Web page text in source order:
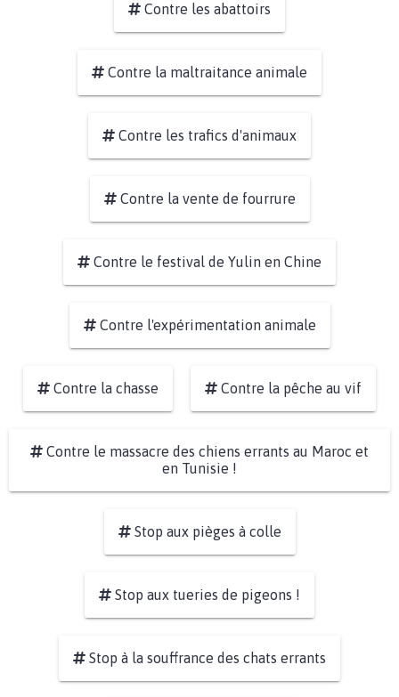
Contre les abattoirs
Contre la maltraitance animale
Contre les trafics d'animaux
Contre la vente de fourrure
Contre le festival de Yulin en Chine
Contre l'expérimentation animale
Contre la chasse Contre la pêche au vif
Contre le massacre des chiens errants au Maroc et
en Tunisie !
Stop aux pièges à colle
Stop aux tueries de pigeons !
Stop à la souffrance des chats errants